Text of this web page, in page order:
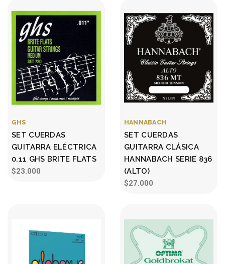
GHS
SET CUERDAS
GUITARRA ELÉCTRICA
0.11 GHS BRITE FLATS
$23.000
HANNABACH
SET CUERDAS
GUITARRA CLÁSICA
HANNABACH SERIE 836
(ALTO)
$27.000